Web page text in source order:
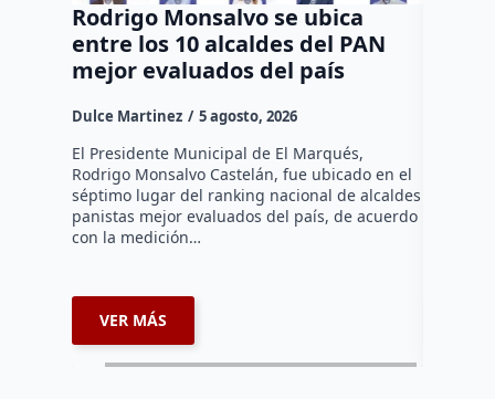
Rodrigo Monsalvo se ubica
entre los 10 alcaldes del PAN
mejor evaluados del país
Dulce Martinez 5 agosto, 2026
El Presidente Municipal de El Marqués,
Rodrigo Monsalvo Castelán, fue ubicado en el
séptimo lugar del ranking nacional de alcaldes
panistas mejor evaluados del país, de acuerdo
con la medición…
VER MÁS